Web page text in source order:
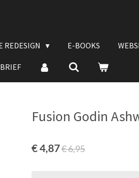
REDESIGN E-BOOKS
Fusion Godin
€ 4,87€ 6,95